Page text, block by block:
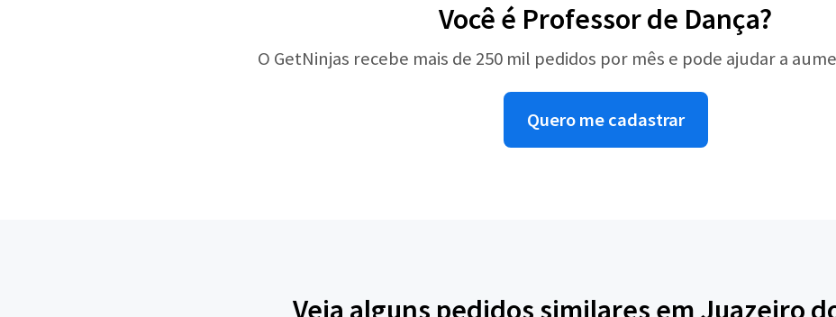
Você é Professor de Dança?
O GetNinjas recebe mais de 250 mil pedidos por mês e pode ajudar a
Quero me cadastrar
Veja alguns pedidos similares em Juazeiro